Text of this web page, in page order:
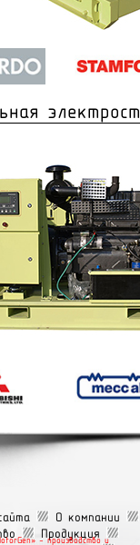
О компании
Продукция
— производство и